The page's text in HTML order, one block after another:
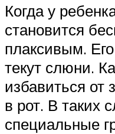
Когда у
становится
плаксивым.
текут слюни.
избавиться от
в рот. В таких
специальные